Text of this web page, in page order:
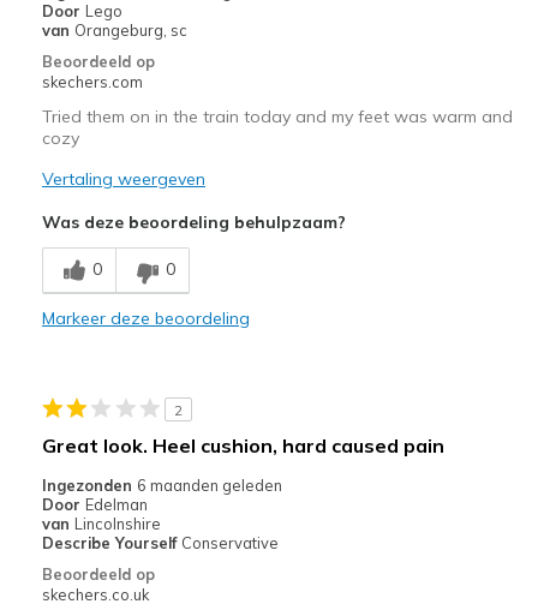
Going Out
Travel
Work
View On Shoes
Shoes are for Wearing
Door Lego
van Orangeburg, sc
Beoordeeld op
skechers.com
Tried them on in the train today and my feet was warm and
cozy
Vertaling weergeven
Was deze beoordeling behulpzaam?
0 0
Markeer deze beoordeling
2
Great look. Heel cushion, hard caused pain
Ingezonden 6 maanden geleden
Door Edelman
van Lincolnshire
Describe Yourself Conservative
Beoordeeld op
skechers.co.uk